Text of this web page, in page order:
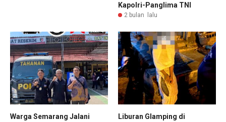
Kapolri-Panglima TNI
2 bulan lalu
Warga Semarang Jalani Liburan Glamping di